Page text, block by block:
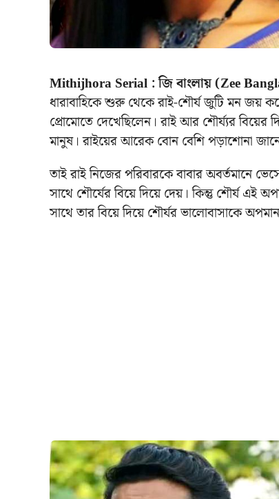
Mithijhora Serial : জি বাংলায় (Zee
ধারাবাহিকে শুরু থেকে রাই-শৌর্য জুটি মন জয়
প্রোমোতে দেখেছিলেন। রাই আর শৌর্য্যর বিয়ের
মানুষ। রাইয়ের আরেক বোন বেশি পড়াশোনা
তাই রাই নিজের পরিবারকে বাবার অবর্তমানে
সাথে শৌর্যের বিয়ে দিয়ে দেয়। কিন্তু শৌর্য এই
সাথে তার বিয়ে দিয়ে শৌর্যর ভালোবাসাকে